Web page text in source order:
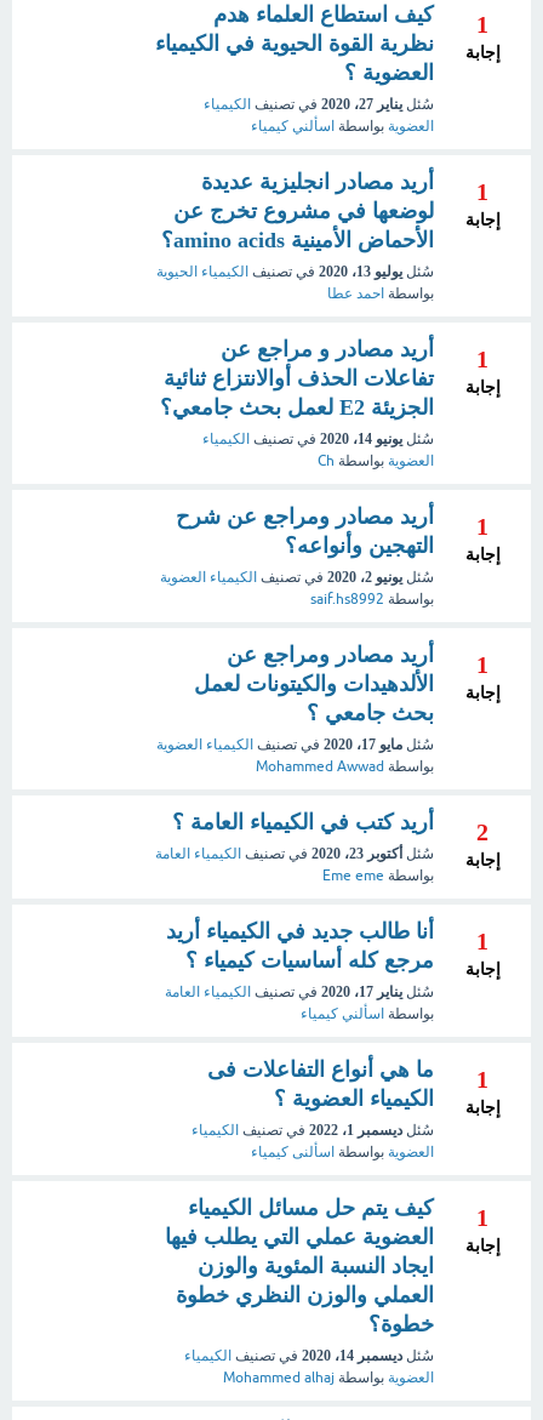
1
إجابة
كيف استطاع العلماء هدم
نظرية القوة الحيوية في الكيمياء
العضوية ؟
سُئل يناير 27، 2020 في تصنيف الكيمياء
العضوية بواسطة اسألني كيمياء
1
إجابة
أريد مصادر انجليزية عديدة
لوضعها في مشروع تخرج عن
الأحماض الأمينية amino acids؟
سُئل يوليو 13، 2020 في تصنيف الكيمياء الحيوية
بواسطة احمد عطا
1
إجابة
أريد مصادر و مراجع عن
تفاعلات الحذف أوالانتزاع ثنائية
الجزيئة E2 لعمل بحث جامعي؟
سُئل يونيو 14، 2020 في تصنيف الكيمياء
العضوية بواسطة Ch
1
إجابة
أريد مصادر ومراجع عن شرح
التهجين وأنواعه؟
سُئل يونيو 2، 2020 في تصنيف الكيمياء العضوية
بواسطة saif.hs8992
1
إجابة
أريد مصادر ومراجع عن
الألدهيدات والكيتونات لعمل
بحث جامعي ؟
سُئل مايو 17، 2020 في تصنيف الكيمياء العضوية
بواسطة Mohammed Awwad
2
إجابة
أريد كتب في الكيمياء العامة ؟
سُئل أكتوبر 23، 2020 في تصنيف الكيمياء العامة
بواسطة Eme eme
1
إجابة
أنا طالب جديد في الكيمياء أريد
مرجع كله أساسيات كيمياء ؟
سُئل يناير 17، 2020 في تصنيف الكيمياء العامة
بواسطة اسألني كيمياء
1
إجابة
ما هي أنواع التفاعلات فى
الكيمياء العضوية ؟
سُئل ديسمبر 1، 2022 في تصنيف الكيمياء
العضوية بواسطة اسألنى كيمياء
1
إجابة
كيف يتم حل مسائل الكيمياء
العضوية عملي التي يطلب فيها
ايجاد النسبة المئوية والوزن
العملي والوزن النظري خطوة
خطوة؟
سُئل ديسمبر 14، 2020 في تصنيف الكيمياء
العضوية بواسطة Mohammed alhaj